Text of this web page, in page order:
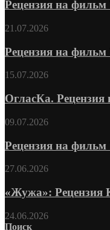
Рецензия на
21.07.2026
Рецензия на
15.07.2026
ОгласКа.
09.07.2026
Рецензия на
27.06.2026
«Жужа»: Рецензия
24.06.2026
Поиск